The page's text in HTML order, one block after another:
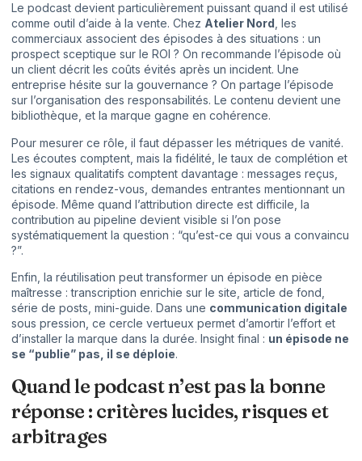
Le podcast devient particulièrement puissant quand il est utilisé
comme outil d’aide à la vente. Chez Atelier Nord, les
commerciaux associent des épisodes à des situations : un
prospect sceptique sur le ROI ? On recommande l’épisode où
un client décrit les coûts évités après un incident. Une
entreprise hésite sur la gouvernance ? On partage l’épisode
sur l’organisation des responsabilités. Le contenu devient une
bibliothèque, et la marque gagne en cohérence.
Pour mesurer ce rôle, il faut dépasser les métriques de vanité.
Les écoutes comptent, mais la fidélité, le taux de complétion et
les signaux qualitatifs comptent davantage : messages reçus,
citations en rendez-vous, demandes entrantes mentionnant un
épisode. Même quand l’attribution directe est difficile, la
contribution au pipeline devient visible si l’on pose
systématiquement la question : “qu’est-ce qui vous a convaincu
?”.
Enfin, la réutilisation peut transformer un épisode en pièce
maîtresse : transcription enrichie sur le site, article de fond,
série de posts, mini-guide. Dans une communication digitale
sous pression, ce cercle vertueux permet d’amortir l’effort et
d’installer la marque dans la durée. Insight final : un épisode ne
se “publie” pas, il se déploie.
Quand le podcast n’est pas la bonne
réponse : critères lucides, risques et
arbitrages